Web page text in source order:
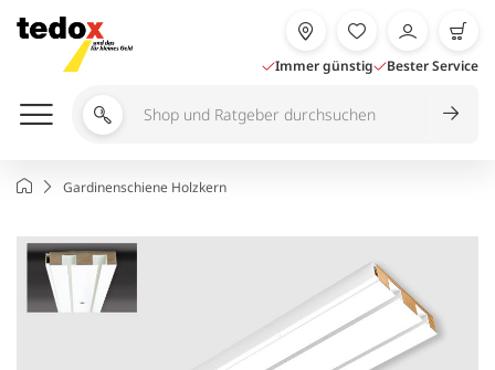
Inhalt
springen
Immer günstig Bester Service
Shop
StartseiteGardinenschiene Holzkern